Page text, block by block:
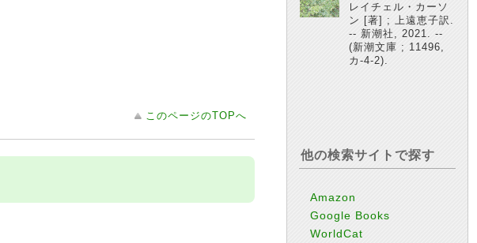
このページのTOPへ
レイチェル・カーソ
ン [著] ; 上遠恵子訳.
-- 新潮社, 2021. --
(新潮文庫 ; 11496,
カ-4-2).
他の検索サイトで探す
Amazon
Google Books
WorldCat